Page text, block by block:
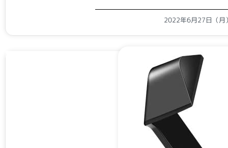
2022年6月27日（月